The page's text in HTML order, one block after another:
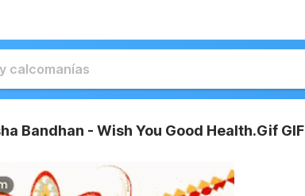
Bandhan - Wish You Good Health.Gif GIF